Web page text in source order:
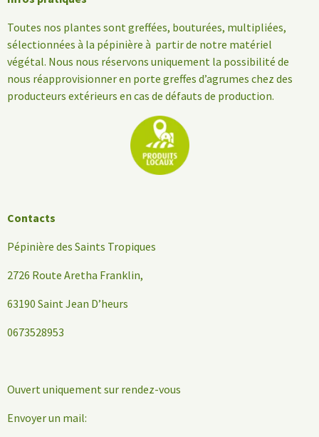
Toutes nos plantes sont greffées, bouturées, multipliées,
sélectionnées à la pépinière à partir de notre matériel
végétal. Nous nous réservons uniquement la possibilité de
nous réapprovisionner en porte greffes d’agrumes chez des
producteurs extérieurs en cas de défauts de production.
Contacts
Pépinière des Saints Tropiques
2726 Route Aretha Franklin,
63190 Saint Jean D’heurs
0673528953
Ouvert uniquement sur rendez-vous
Envoyer un mail: